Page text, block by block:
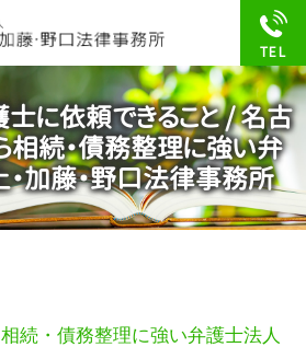
に依頼できること / 名古
相続・債務整理に強い弁
加藤・野口法律事務所
続・債務整理に強い弁護士法人